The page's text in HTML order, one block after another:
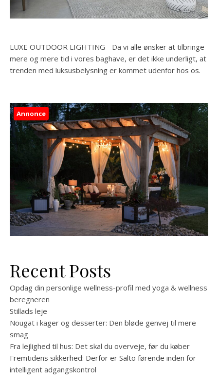
LUXE OUTDOOR LIGHTING - Da vi alle ønsker at tilbringe
mere og mere tid i vores baghave, er det ikke underligt, at
trenden med luksusbelysning er kommet udenfor hos os.
Annonce
Recent Posts
Opdag din personlige wellness-profil med yoga & wellness
beregneren
Stillads leje
Nougat i kager og desserter: Den bløde genvej til mere
smag
Fra lejlighed til hus: Det skal du overveje, før du køber
Fremtidens sikkerhed: Derfor er Salto førende inden for
intelligent adgangskontrol